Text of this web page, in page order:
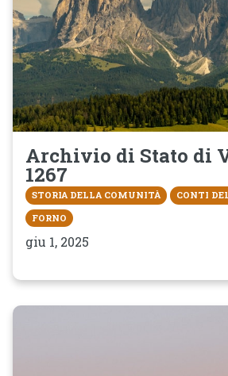
Archivio di Stato di
1267
STORIA DELLA COMUNITÀ CONTI
FORNO
giu 1, 2025